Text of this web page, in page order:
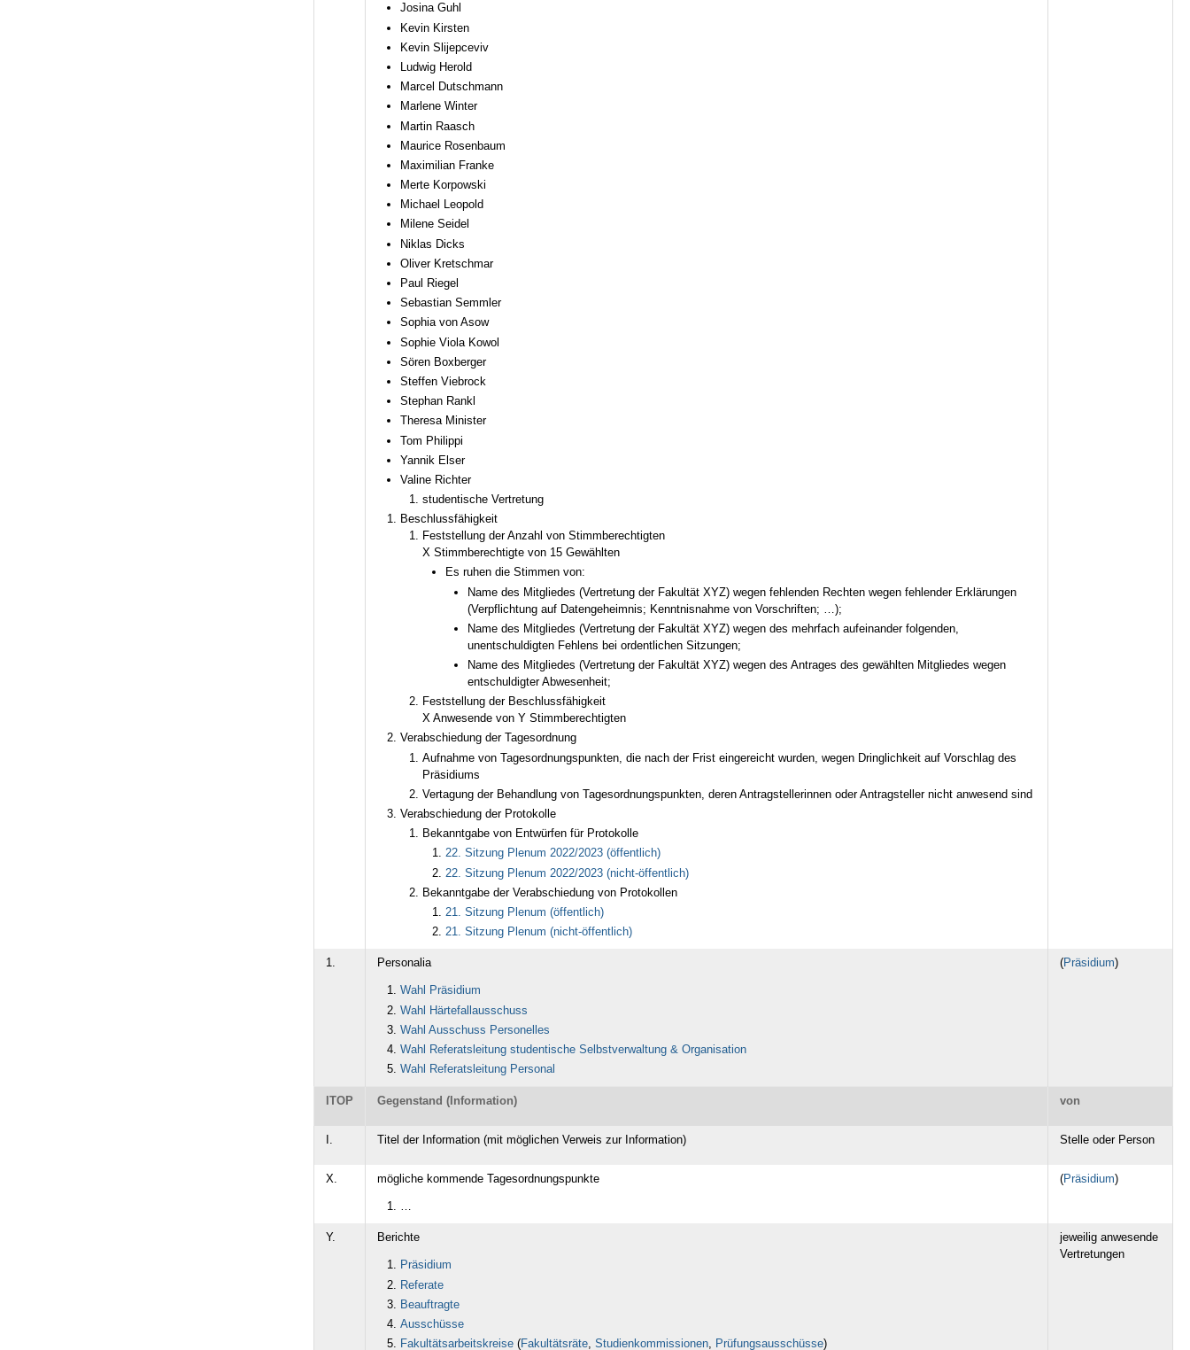
Josina Guhl
Kevin Kirsten
Kevin Slijepceviv
Ludwig Herold
Marcel Dutschmann
Marlene Winter
Martin Raasch
Maurice Rosenbaum
Maximilian Franke
Merte Korpowski
Michael Leopold
Milene Seidel
Niklas Dicks
Oliver Kretschmar
Paul Riegel
Sebastian Semmler
Sophia von Asow
Sophie Viola Kowol
Sören Boxberger
Steffen Viebrock
Stephan Rankl
Theresa Minister
Tom Philippi
Yannik Elser
Valine Richter
studentische Vertretung
Beschlussfähigkeit
Feststellung der Anzahl von Stimmberechtigten
X Stimmberechtigte von 15 Gewählten
Es ruhen die Stimmen von:
Name des Mitgliedes (Vertretung der Fakultät XYZ) wegen fehlenden Rechten wegen fehlender Erklärungen
(Verpflichtung auf Datengeheimnis; Kenntnisnahme von Vorschriften; …);
Name des Mitgliedes (Vertretung der Fakultät XYZ) wegen des mehrfach aufeinander folgenden,
unentschuldigten Fehlens bei ordentlichen Sitzungen;
Name des Mitgliedes (Vertretung der Fakultät XYZ) wegen des Antrages des gewählten Mitgliedes wegen
entschuldigter Abwesenheit;
Feststellung der Beschlussfähigkeit
X Anwesende von Y Stimmberechtigten
Verabschiedung der Tagesordnung
Aufnahme von Tagesordnungspunkten, die nach der Frist eingereicht wurden, wegen Dringlichkeit auf Vorschlag des
Präsidiums
Vertagung der Behandlung von Tagesordnungspunkten, deren Antragstellerinnen oder Antragsteller nicht anwesend sind
Verabschiedung der Protokolle
Bekanntgabe von Entwürfen für Protokolle
22. Sitzung Plenum 2022/2023 (öffentlich)
22. Sitzung Plenum 2022/2023 (nicht-öffentlich)
Bekanntgabe der Verabschiedung von Protokollen
21. Sitzung Plenum (öffentlich)
21. Sitzung Plenum (nicht-öffentlich)
1. Personalia
Wahl Präsidium
Wahl Härtefallausschuss
Wahl Ausschuss Personelles
Wahl Referatsleitung studentische Selbstverwaltung & Organisation
Wahl Referatsleitung Personal
(Präsidium)
ITOP Gegenstand (Information) von
I. Titel der Information (mit möglichen Verweis zur Information) Stelle oder Person
X. mögliche kommende Tagesordnungspunkte
…
(Präsidium)
Y. Berichte
Präsidium
Referate
Beauftragte
Ausschüsse
Fakultätsarbeitskreise(Fakultätsräte, Studienkommissionen, Prüfungsausschüsse)
jeweilig anwesende
Vertretungen